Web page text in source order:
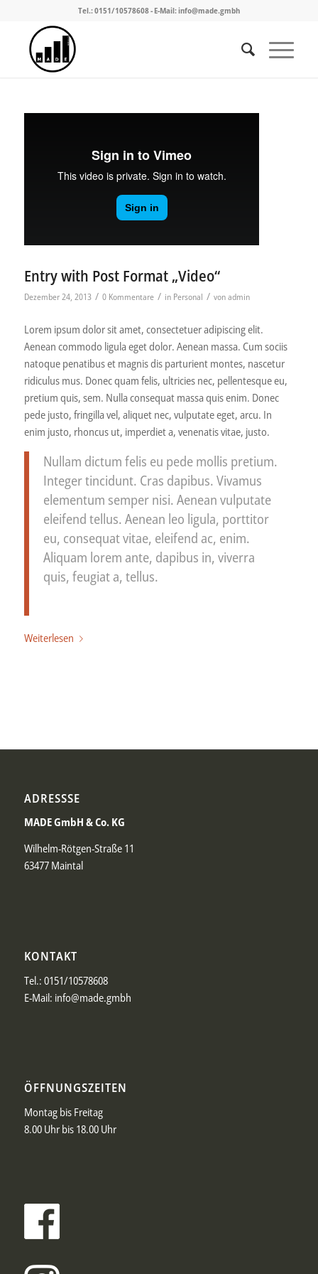
Tel.: 0151/10578608 - E-Mail: info@made.gmbh
Entry with Post Format „Video“
Dezember 24, 2013 / 0 Kommentare / in Personal / vonadmin
Lorem ipsum dolor sit amet, consectetuer adipiscing elit.
Aenean commodo ligula eget dolor. Aenean massa. Cum sociis
natoque penatibus et magnis dis parturient montes, nascetur
ridiculus mus. Donec quam felis, ultricies nec, pellentesque eu,
pretium quis, sem. Nulla consequat massa quis enim. Donec
pede justo, fringilla vel, aliquet nec, vulputate eget, arcu. In
enim justo, rhoncus ut, imperdiet a, venenatis vitae, justo.
Nullam dictum felis eu pede mollis pretium.
Integer tincidunt. Cras dapibus. Vivamus
elementum semper nisi. Aenean vulputate
eleifend tellus. Aenean leo ligula, porttitor
eu, consequat vitae, eleifend ac, enim.
Aliquam lorem ante, dapibus in, viverra
quis, feugiat a, tellus.
Weiterlesen
ADRESSSE
MADE GmbH & Co. KG
Wilhelm-Rötgen-Straße 11
63477 Maintal
KONTAKT
Tel.: 0151/10578608
E-Mail: info@made.gmbh
ÖFFNUNGSZEITEN
Montag bis Freitag
8.00 Uhr bis 18.00 Uhr